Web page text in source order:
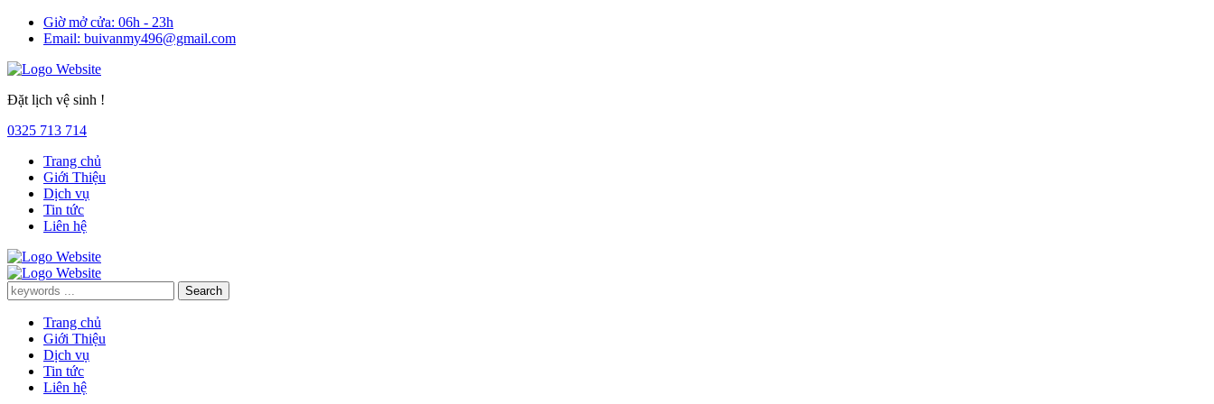
Giờ mở cửa: 06h - 23h
Email: buivanmy496@gmail.com
Đặt lịch vệ sinh !
0325 713 714
Trang chủ
Giới Thiệu
Dịch vụ
Tin tức
Liên hệ
Trang chủ
Giới Thiệu
Dịch vụ
Tin tức
Liên hệ